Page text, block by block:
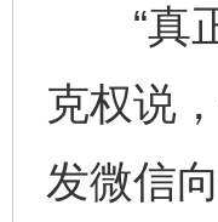
“真正
克权说
发微信